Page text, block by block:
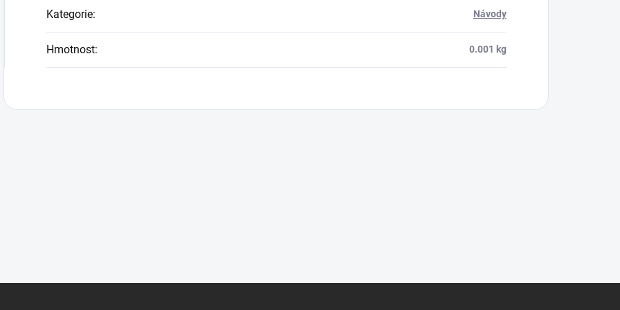
Kategorie: Návody
Hmotnost: 0.001 kg